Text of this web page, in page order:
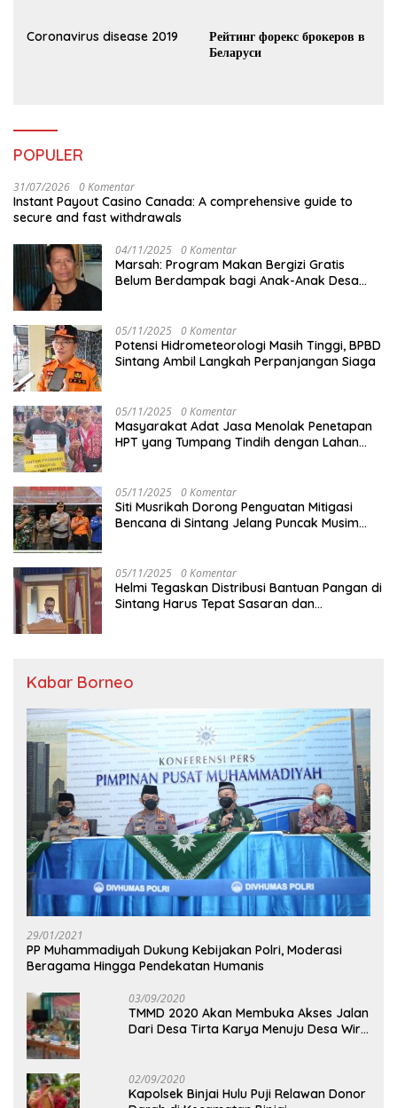
Coronavirus disease 2019
Рейтинг форекс брокеров в
Беларуси
POPULER
31/07/2026 0 Komentar
Instant Payout Casino Canada: A comprehensive guide to
secure and fast withdrawals
04/11/2025 0 Komentar
Marsah: Program Makan Bergizi Gratis
Belum Berdampak bagi Anak-Anak Desa
05/11/2025 0 Komentar
Potensi Hidrometeorologi Masih Tinggi, BPBD
Sintang Ambil Langkah Perpanjangan Siaga
05/11/2025 0 Komentar
Masyarakat Adat Jasa Menolak Penetapan
HPT yang Tumpang Tindih dengan Lahan
05/11/2025 0 Komentar
Siti Musrikah Dorong Penguatan Mitigasi
Bencana di Sintang Jelang Puncak Musim
05/11/2025 0 Komentar
Helmi Tegaskan Distribusi Bantuan Pangan di
Sintang Harus Tepat Sasaran dan
Kabar Borneo
29/01/2021
PP Muhammadiyah Dukung Kebijakan Polri, Moderasi
Beragama Hingga Pendekatan Humanis
03/09/2020
TMMD 2020 Akan Membuka Akses Jalan
Dari Desa Tirta Karya Menuju Desa Wira
02/09/2020
Kapolsek Binjai Hulu Puji Relawan Donor